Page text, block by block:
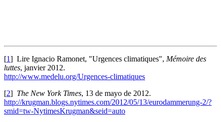
[1] Lire Ignacio Ramonet, "Urgences climatiques", Mémoire des
luttes, janvier 2012.
http://www.medelu.org/Urgences-climatiques
[2] The New York Times, 13 de mayo de 2012.
http://krugman.blogs.nytimes.com/2012/05/13/eurodammerung-2/?
smid=tw-NytimesKrugman&seid=auto